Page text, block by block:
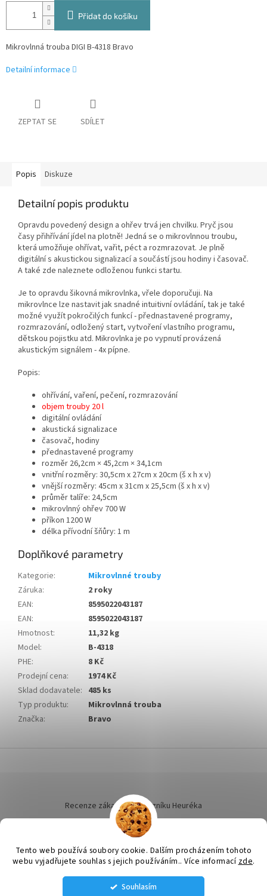
Tento web používá soubory cookie. Dalším procházením tohoto
webu vyjadřujete souhlas s jejich používáním.. Více informací zde.
Souhlasím
Přidat do košíku
Mikrovlnná trouba DIGI B-4318 Bravo
Detailní informace
ZEPTAT SE SDÍLET
Popis Diskuze
Detailní popis produktu
Opravdu povedený design a ohřev trvá jen chvilku. Pryč jsou
časy přihřívání jídel na plotně! Jedná se o mikrovlnnou troubu,
která umožňuje ohřívat, vařit, péct a rozmrazovat. Je plně
digitální s akustickou signalizací a součástí jsou hodiny i časovač.
A také zde naleznete odloženou funkci startu.
Je to opravdu šikovná mikrovlnka, vřele doporučuji. Na
mikrovlnce lze nastavit jak snadné intuitivní ovládání, tak je také
možné využít pokročilých funkcí - přednastavené programy,
rozmrazování, odložený start, vytvoření vlastního programu,
dětskou pojistku atd. Mikrovlnka je po vypnutí provázená
akustickým signálem - 4x pípne.
Popis:
ohřívání, vaření, pečení, rozmrazování
objem trouby 20 l
digitální ovládání
akustická signalizace
časovač, hodiny
přednastavené programy
rozměr 26,2cm × 45,2cm × 34,1cm
vnitřní rozměry: 30,5cm x 27cm x 20cm (š x h x v)
vnější rozměry: 45cm x 31cm x 25,5cm (š x h x v)
průměr talíře: 24,5cm
mikrovlnný ohřev 700 W
příkon 1200 W
délka přívodní šňůry: 1 m
Doplňkové parametry
Kategorie:
Mikrovlnné trouby
Záruka:
2 roky
EAN:
8595022043187
EAN:
8595022043187
Hmotnost:
11,32 kg
Model:
B-4318
PHE:
8 Kč
Prodejní cena:
1974 Kč
Sklad dodavatele: 485 ks
Typ produktu:
Mikrovlnná trouba
Značka: Bravo
í
Recenze zákazníků dotazníku Heuréka
Vytvořil Shoptet